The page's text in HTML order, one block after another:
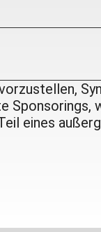
Sponsorings,
eines